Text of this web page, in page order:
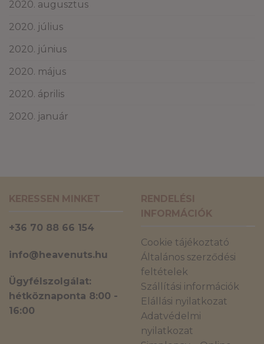
2020. augusztus
2020. július
2020. június
2020. május
2020. április
2020. január
KERESSEN MINKET
+36 70 88 66 154
info@heavenuts.hu
Ügyfélszolgálat:
hétköznaponta 8:00 -
16:00
RENDELÉSI
INFORMÁCIÓK
Cookie tájékoztató
Általános szerződési
feltételek
Szállítási információk
Elállási nyilatkozat
Adatvédelmi
nyilatkozat